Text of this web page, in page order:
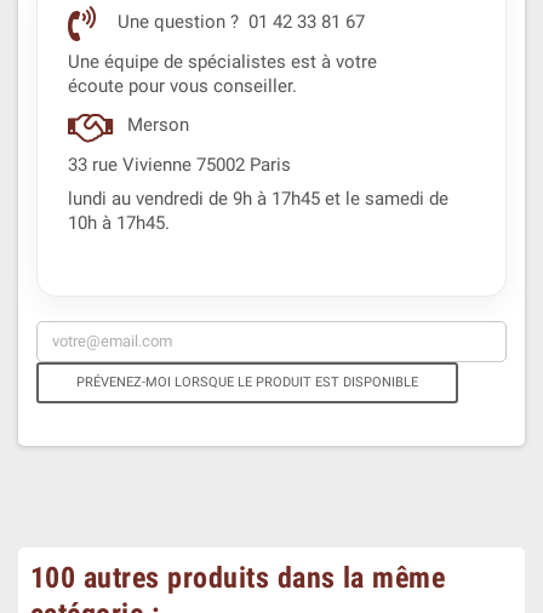
Une question ? 01 42 33 81 67
Une équipe de spécialistes est à votre
écoute pour vous conseiller.
Merson
33 rue Vivienne 75002 Paris
lundi au vendredi de 9h à 17h45 et le samedi de
10h à 17h45.
PRÉVENEZ-MOI LORSQUE LE PRODUIT EST DISPONIBLE
100 autres produits dans la même